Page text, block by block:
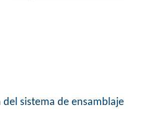
del sistema de ensamblaje